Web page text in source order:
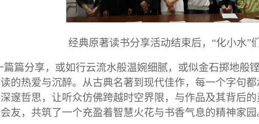
经典原著读书分享活动结束后，“化小水”
篇篇分享，或如行云流水般温婉细腻，或似金石掷地般
的热爱与沉醉。从古典名著到现代佳作，每一个字句
邃哲思，让听众仿佛跨越时空界限，与作品及其背后的
友，共筑了一个充盈着智慧火花与书香气息的精神家园